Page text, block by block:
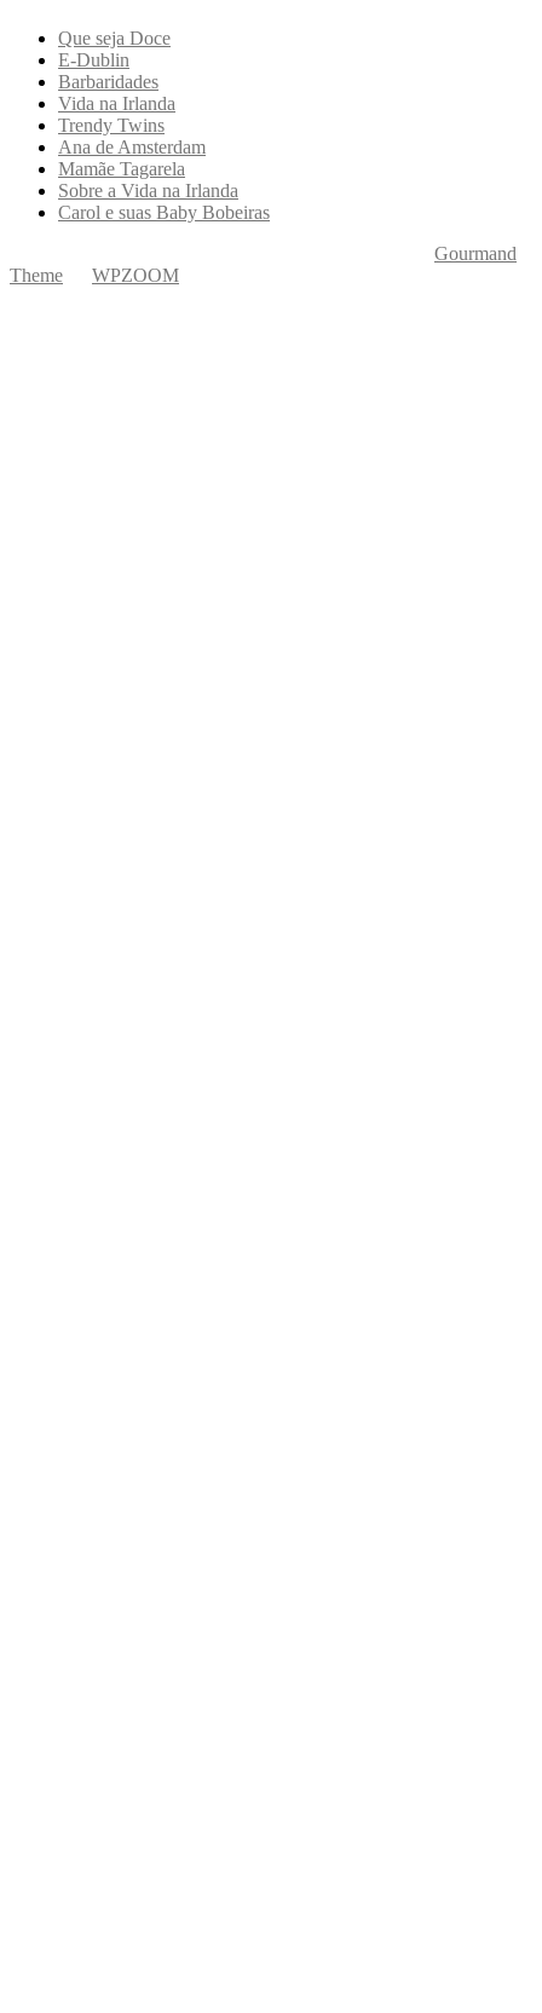
Que seja Doce
E-Dublin
Barbaridades
Vida na Irlanda
Trendy Twins
Ana de Amsterdam
Mamãe Tagarela
Sobre a Vida na Irlanda
Carol e suas Baby Bobeiras
Gourmand
Theme
WPZOOM